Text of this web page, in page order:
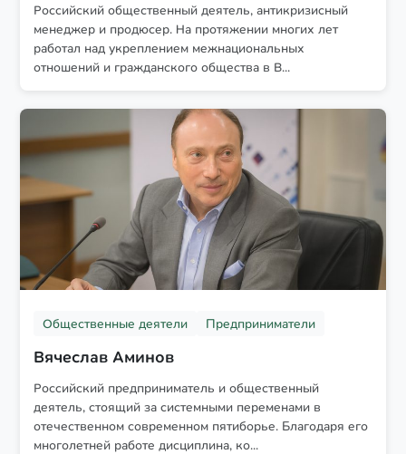
Российский общественный деятель, антикризисный
менеджер и продюсер. На протяжении многих лет
работал над укреплением межнациональных
отношений и гражданского общества в В...
Общественные деятели Предприниматели
Вячеслав Аминов
Российский предприниматель и общественный
деятель, стоящий за системными переменами в
отечественном современном пятиборье. Благодаря его
многолетней работе дисциплина, ко...